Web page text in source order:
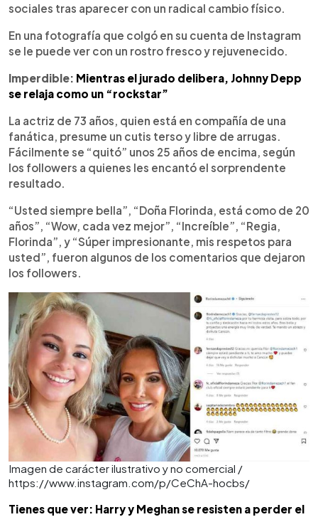
sociales tras aparecer con un radical cambio físico.
En una fotografía que colgó en su cuenta de Instagram
se le puede ver con un rostro fresco y rejuvenecido.
Imperdible: Mientras el jurado delibera, Johnny Depp
se relaja como un “rockstar”
La actriz de 73 años, quien está en compañía de una
fanática, presume un cutis terso y libre de arrugas.
Fácilmente se “quitó” unos 25 años de encima, según
los followers a quienes les encantó el sorprendente
resultado.
“Usted siempre bella”, “Doña Florinda, está como de 20
años”, “Wow, cada vez mejor”, “Increíble”, “Regia,
Florinda”, y “Súper impresionante, mis respetos para
usted”, fueron algunos de los comentarios que dejaron
los followers.
Imagen de carácter ilustrativo y no comercial /
https://www.instagram.com/p/CeChA-hocbs/
Tienes que ver: Harry y Meghan se resisten a perder el